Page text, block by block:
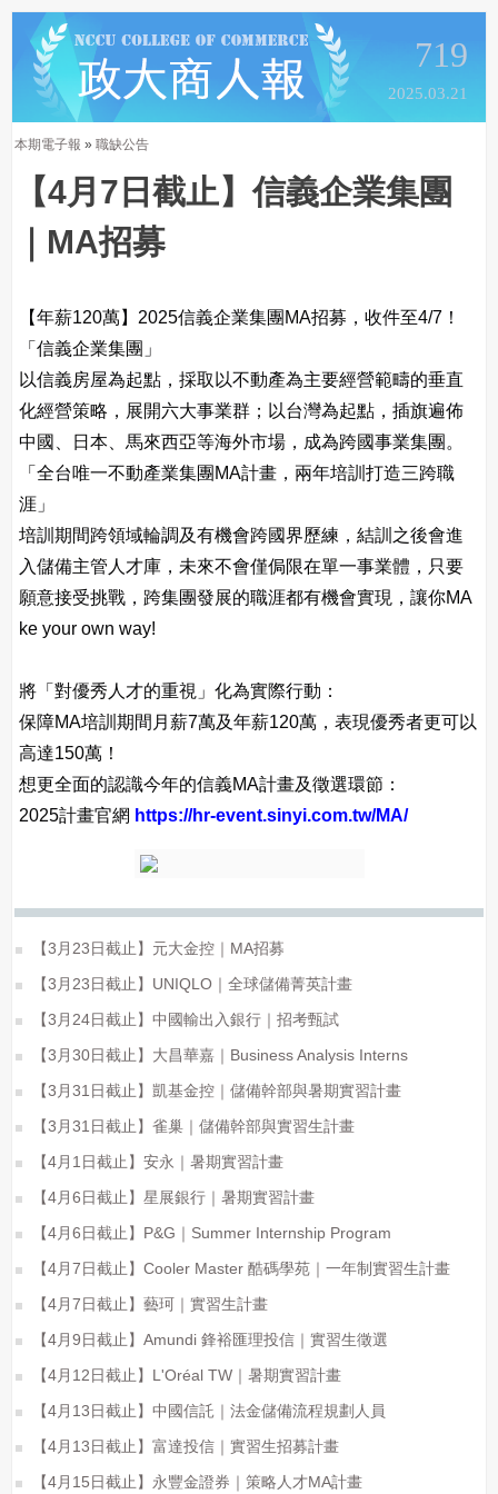
719
2025.03.21
本期電子報 » 職缺公告
【4月7日截止】信義企業集團
｜MA招募
【年薪120萬】2025信義企業集團MA招募，收件至4/7！
「信義企業集團」
以信義房屋為起點，採取以不動產為主要經營範疇的垂直
化經營策略，展開六大事業群；以台灣為起點，插旗遍佈
中國、日本、馬來西亞等海外市場，成為跨國事業集團。
「全台唯一不動產業集團MA計畫，兩年培訓打造三跨職
涯」
培訓期間跨領域輪調及有機會跨國界歷練，結訓之後會進
入儲備主管人才庫，未來不會僅侷限在單一事業體，只要
願意接受挑戰，跨集團發展的職涯都有機會實現，讓你MA
ke your own way!
將「對優秀人才的重視」化為實際行動：
保障MA培訓期間月薪7萬及年薪120萬，表現優秀者更可以
高達150萬！
想更全面的認識今年的信義MA計畫及徵選環節：
2025計畫官網 https://hr-event.sinyi.com.tw/MA/
【3月23日截止】元大金控｜MA招募
【3月23日截止】UNIQLO｜全球儲備菁英計畫
【3月24日截止】中國輸出入銀行｜招考甄試
【3月30日截止】大昌華嘉｜Business Analysis Interns
【3月31日截止】凱基金控｜儲備幹部與暑期實習計畫
【3月31日截止】雀巢｜儲備幹部與實習生計畫
【4月1日截止】安永｜暑期實習計畫
【4月6日截止】星展銀行｜暑期實習計畫
【4月6日截止】P&G｜Summer Internship Program
【4月7日截止】Cooler Master 酷碼學苑｜一年制實習生計畫
【4月7日截止】藝珂｜實習生計畫
【4月9日截止】Amundi 鋒裕匯理投信｜實習生徵選
【4月12日截止】L'Oréal TW｜暑期實習計畫
【4月13日截止】中國信託｜法金儲備流程規劃人員
【4月13日截止】富達投信｜實習生招募計畫
【4月15日截止】永豐金證券｜策略人才MA計畫